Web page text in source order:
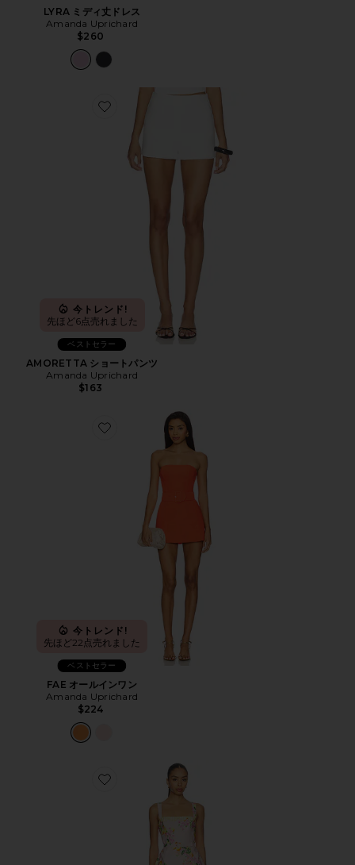
LYRA ミディ丈ドレス
Amanda Uprichard
$260
Favorite AMORETTA ショートパンツ
今トレンド!
先ほど6点売れました
ベストセラー
AMORETTA ショートパンツ
Amanda Uprichard
$163
Favorite FAE オールインワン
今トレンド!
先ほど22点売れました
ベストセラー
FAE オールインワン
Amanda Uprichard
$224
Favorite JUDIE オールインワン